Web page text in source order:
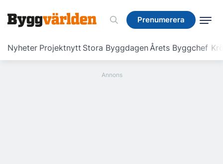
Prenumerera
Nyheter Projektnytt Stora ByggdagenÅrets Byggchef
Prenumerera